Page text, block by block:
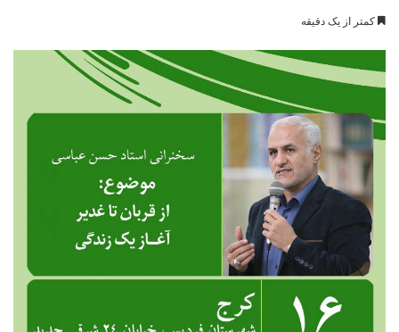
کمتر از یک دقیقه